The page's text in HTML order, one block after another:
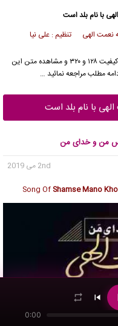
با نام بلد است
نعمت الهی تنظیم : علی نیا
با کیفیت ۱۲۸ و ۳۲۰ و مشاهده متن این
مطلب مراجعه نمائید …
با نام بلد است
من و خدای من
2nd می 2019
Song Of Shamse Mano
0:00